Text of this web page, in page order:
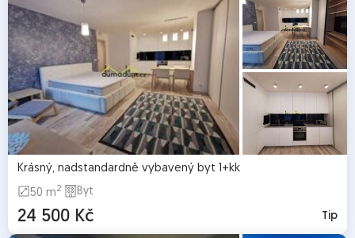
Krásný, nadstandardně vybavený byt 1+kk
50 m2 Byt
24 500 Kč Tip